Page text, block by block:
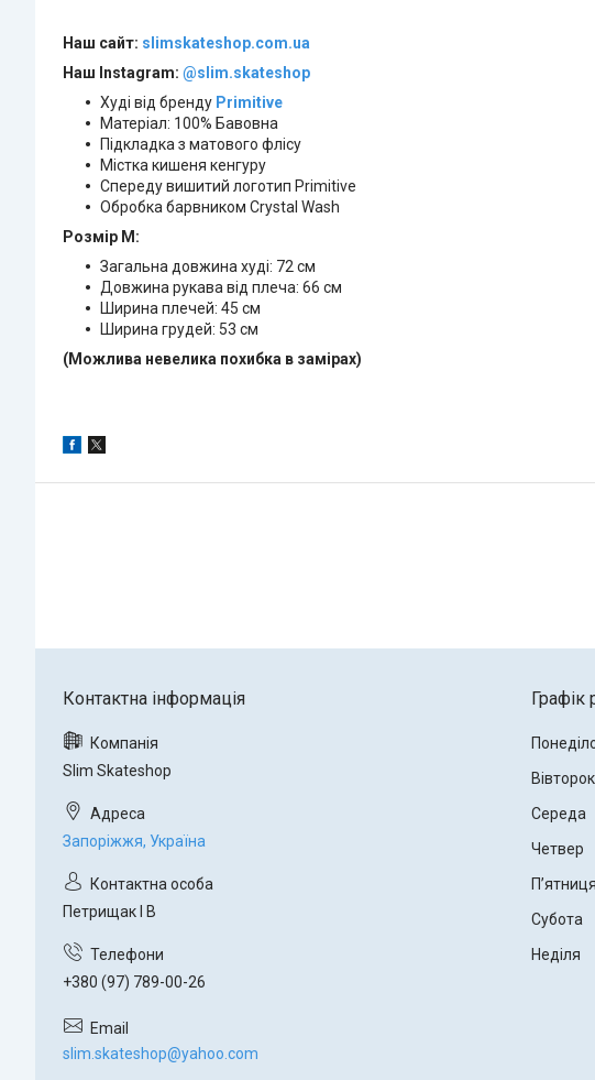
Наш сайт: slimskateshop.com.ua
Наш Instagram: @slim.skateshop
Худі від бренду Primitive
Матеріал: 100% Бавовна
Підкладка з матового флісу
Містка кишеня кенгуру
Спереду вишитий логотип Primitive
Обробка барвником Crystal Wash
Розмір М:
Загальна довжина худі: 72 см
Довжина рукава від плеча: 66 см
Ширина плечей: 45 см
Ширина грудей: 53 см
(Можлива невелика похибка в замірах)
Slim Skateshop
Запоріжжя, Україна
Петрищак І В
+380 (97) 789-00-26
slim.skateshop@yahoo.com
Графік
Вівторок
Середа
Четвер
Пʼятниця
Субота
Неділя